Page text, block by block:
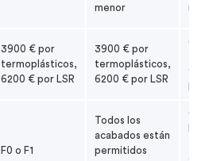
menor
3900 € por
termoplásticos,
6200 € por LSR
3900 € por
termoplásticos,
6200 € por LSR
11
F0 o F1
Todos los
acabados están
permitidos